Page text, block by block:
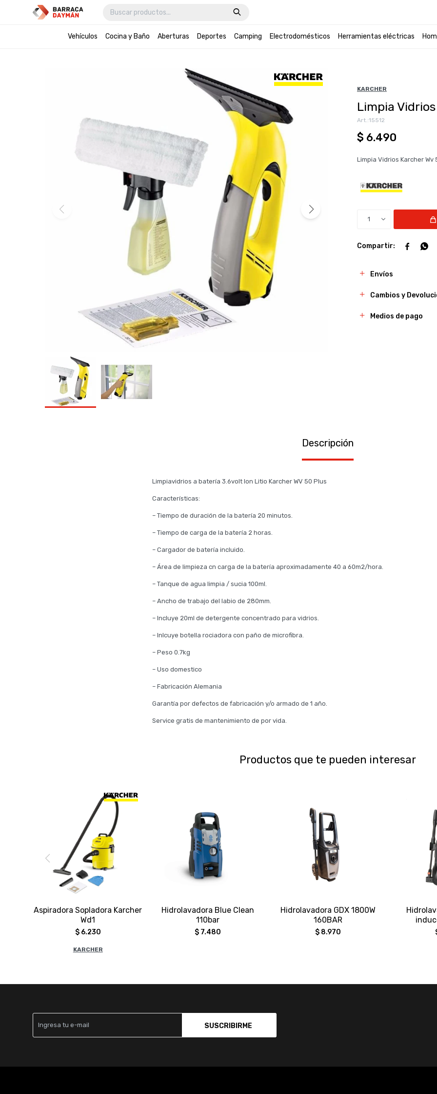
Vehículos Cocina y Baño Aberturas Deportes Camping Electrodomésticos Herramientas eléctricas
KARCHER
Limpia
15512
$ 6.490
Limpia Vidrios Karcher Wv
1
 
Envíos
Cambios y
Medios de pago
Descripción
Limpiavidrios a batería 3.6volt Ion Litio Karcher WV 50 Plus
Características:
– Tiempo de duración de la batería 20 minutos.
– Tiempo de carga de la batería 2 horas.
– Cargador de batería incluido.
– Área de limpieza cn carga de la batería aproximadamente 40 a 60m2/hora.
– Tanque de agua limpia / sucia 100ml.
– Ancho de trabajo del labio de 280mm.
– Incluye 20ml de detergente concentrado para vidrios.
– Inlcuye botella rociadora con paño de microfibra.
– Peso 0.7kg
– Uso domestico
– Fabricación Alemania
Garantía por defectos de fabricación y/o armado de 1 año.
Service gratis de mantenimiento de por vida.
Productos que te pueden interesar
Aspiradora Sopladora Karcher
Wd1
$ 6.230
KARCHER
Hidrolavadora Blue Clean
110bar
$ 7.480
Hidrolavadora GDX 1800W
160BAR
$ 8.970
SUSCRIBIRME